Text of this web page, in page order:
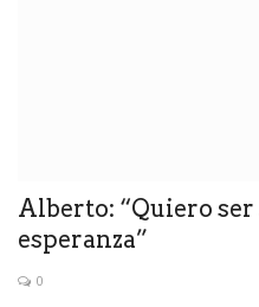
Alberto: “Quiero
esperanza”
0